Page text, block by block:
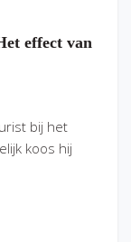
effect van
bij het
koos hij